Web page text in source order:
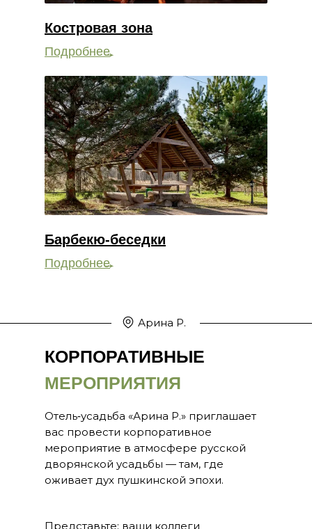
Костровая зона
Подробнее
Барбекю-беседки
Подробнее
Арина Р.
КОРПОРАТИВНЫЕ
МЕРОПРИЯТИЯ
Отель‑усадьба «Арина Р.» приглашает
вас провести корпоративное
мероприятие в атмосфере русской
дворянской усадьбы — там, где
оживает дух пушкинской эпохи.
Представьте: ваши коллеги